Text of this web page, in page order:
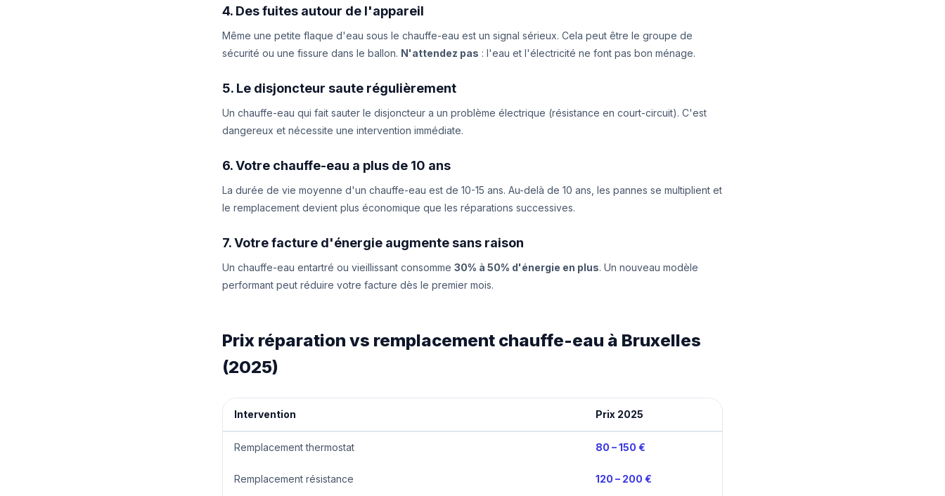
4. Des fuites autour de l'appareil
Même une petite flaque d'eau sous le chauffe-eau est un signal sérieux. Cela peut être le groupe de
sécurité ou une fissure dans le ballon. N'attendez pas : l'eau et l'électricité ne font pas bon ménage.
5. Le disjoncteur saute régulièrement
Un chauffe-eau qui fait sauter le disjoncteur a un problème électrique (résistance en court-circuit). C'est
dangereux et nécessite une intervention immédiate.
6. Votre chauffe-eau a plus de 10 ans
La durée de vie moyenne d'un chauffe-eau est de 10-15 ans. Au-delà de 10 ans, les pannes se multiplient et
le remplacement devient plus économique que les réparations successives.
7. Votre facture d'énergie augmente sans raison
Un chauffe-eau entartré ou vieillissant consomme 30% à 50% d'énergie en plus. Un nouveau modèle
performant peut réduire votre facture dès le premier mois.
Prix réparation vs remplacement chauffe-eau à Bruxelles
(2025)
Intervention Prix 2025
Remplacement thermostat 80 – 150 €
Remplacement résistance 120 – 200 €